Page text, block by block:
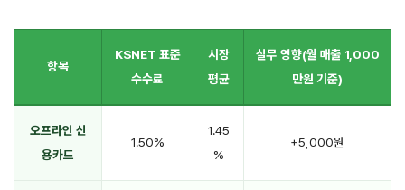
항목
KSNET 표준
수수료
시장
평균
실무 영향(월 매출 1,000
만원 기준)
오프라인 신
용카드
1.50%
1.45
%
+5,000원